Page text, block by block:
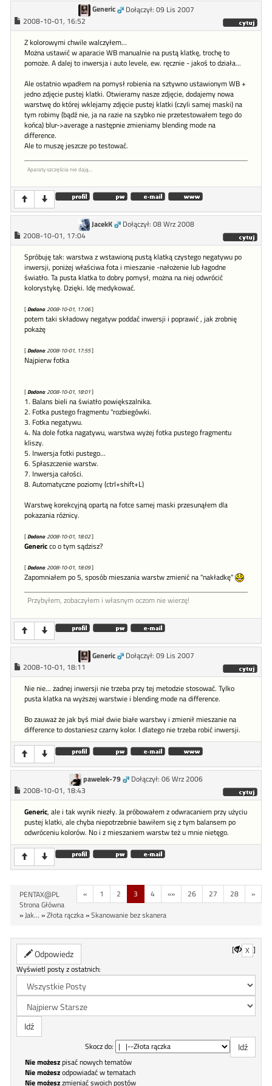
Generic
Dołączył: 09 Lis 2007
2008-10-01, 16:52
Z kolorowymi chwile walczyłem...
Można ustawić w aparacie WB manualnie na pustą klatkę, trochę to
pomoże. A dalej to inwersja i auto levele, ew. ręcznie - jakoś to działa...
Ale ostatnio wpadłem na pomysł robienia na sztywno ustawionym WB +
jedno zdjęcie pustej klatki. Otwieramy nasze zdjęcie, dodajemy nowa
warstwę do której wklejamy zdjęcie pustej klatki (czyli samej maski) na
tym robimy (bądź nie, ja na razie na szybko nie przetestowałem tego do
końca) blur->average a następnie zmieniamy blending mode na
difference.
Ale to muszę jeszcze po testować.
Aparaty szczęścia nie dają...
JacekK
Dołączył: 08 Wrz 2008
2008-10-01, 17:04
Spróbuję tak: warstwa z wstawioną pustą klatką czystego negatywu po
inwersji, poniżej właściwa fota i mieszanie -nałożenie lub łagodne
światło. Ta pusta klatka to dobry pomysł, można na niej odwrócić
kolorystykę. Dzięki. Idę medykować.
[ Dodano: 2008-10-01, 17:06]
potem taki składowy negatyw poddać inwersji i poprawić , jak zrobnię
pokażę
[ Dodano: 2008-10-01, 17:55]
Najpierw fotka
[ Dodano: 2008-10-01, 18:01]
1. Balans bieli na światło powiększalnika.
2. Fotka pustego fragmentu "rozbiegówki.
3. Fotka negatywu.
4. Na dole fotka nagatywu, warstwa wyżej fotka pustego fragmentu
kliszy.
5. Inwersja fotki pustego...
6. Spłaszczenie warstw.
7. Inwersja całości.
8. Automatyczne poziomy (ctrl+shift+L)
Warstwę korekcyjną opartą na fotce samej maski przesunąłem dla
pokazania różnicy.
[ Dodano: 2008-10-01, 18:02]
Genericco o tym sądzisz?
[ Dodano: 2008-10-01, 18:09]
Zapomniałem po 5, sposób mieszania warstw zmienić na "nakładkę"
Przybyłem, zobaczyłem i własnym oczom nie wierzę!
Generic
Dołączył: 09 Lis 2007
2008-10-01, 18:11
Nie nie... żadnej inwersji nie trzeba przy tej metodzie stosować. Tylko
pusta klatka na wyższej warstwie i blending mode na difference.
Bo zauważ że jak byś miał dwie białe warstwy i zmienił mieszanie na
difference to dostaniesz czarny kolor. I dlatego nie trzeba robić inwersji.
pawelek-79
Dołączył: 06 Wrz 2006
2008-10-01, 18:43
Generic, ale i tak wynik niezły. Ja próbowałem z odwracaniem przy użyciu
pustej klatki, ale chyba niepotrzebnie bawiłem się z tym balansem po
odwróceniu kolorów. No i z mieszaniem warstw też u mnie nietęgo.
« 1 2 3 4 «» 26 27 28 »
PENTAX@PL
Strona Główna
»Jak... »Złota rączka»Skanowanie bez skanera
Odpowiedz [ X ]
Wyświetl posty z ostatnich:
Skocz do:
Nie możeszpisać nowych tematów
Nie możeszodpowiadać w tematach
Nie możeszzmieniać swoich postów